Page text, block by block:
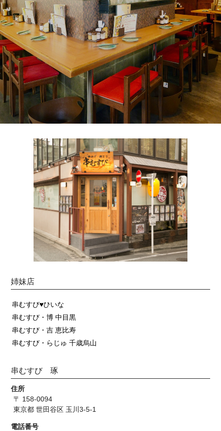
姉妹店
串むすび♥ひいな
串むすび・博 中目黒
串むすび・吉 恵比寿
串むすび・らじゅ 千歳烏山
串むすび 琢
住所
〒 158-0094
東京都 世田谷区 玉川3-5-1
電話番号